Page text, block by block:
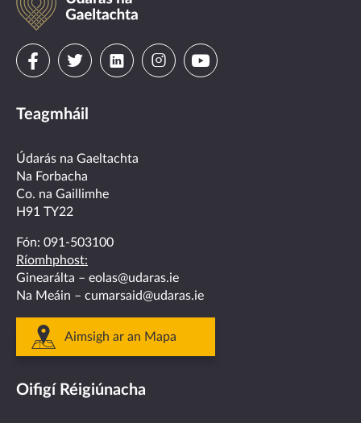
na
Gaeltachta
Visit
on
facebook
Visit
on
twitter
Visit
linkedin
VisitVisit
Teagmháil
Údarás na Gaeltachta
Na Forbacha
Co. na Gaillimhe
H91 TY22
Fón: 091-503100
Ríomhphost:
Ginearálta – eolas@udaras.ie
Na Meáin – cumarsaid@udaras.ie
Aimsigh ar an Mapa
Oifigí Réigiúnacha